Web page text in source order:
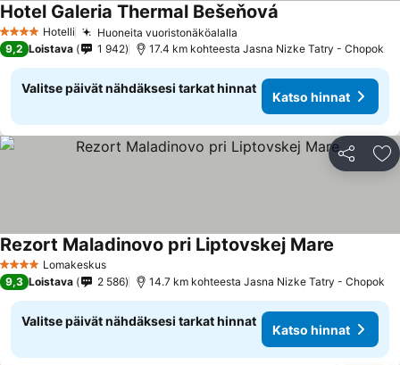
4 Tähtiluokitus
Hotelli Huoneita vuoristonäköalalla
Hotel Galeria Thermal Bešeňová
9,2 Loistava 1 942 17.4 km kohteesta Jasna Nizke Tatry - Chopok
Valitse päivät nähdäksesi tarkat hinnat
Katso hinnat
Jaa
4 TähtiluokitusLomakeskus
Rezort Maladinovo pri Liptovskej Mare
9,3 Loistava 2 586 14.7 km kohteesta Jasna Nizke Tatry - Chopok
Valitse päivät nähdäksesi tarkat hinnat
Katso hinnat